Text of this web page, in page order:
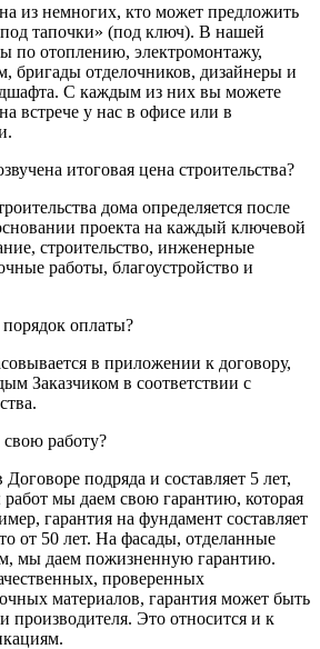
из немногих, кто может предложить
тапочки» (под ключ). В нашей
по отоплению, электромонтажу,
бригады отделочников, дизайнеры и
С каждым из них вы можете
встрече у нас в офисе или в
итоговая цена строительства?
дома определяется после
проекта на каждый ключевой
строительство, инженерные
работы, благоустройство и
оплаты?
в приложении к договору,
Заказчиком в соответствии с
работу?
подряда и составляет 5 лет,
мы даем свою гарантию, которая
гарантия на фундамент составляет
от 50 лет. На фасады, отделанные
мы даем пожизненную гарантию.
проверенных
материалов, гарантия может быть
производителя. Это относится и к